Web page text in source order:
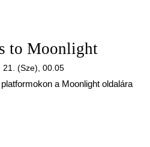
to Moonlight
21. (Sze), 00.05
a Moonlight oldalára